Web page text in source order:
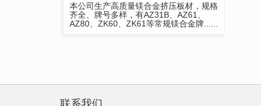
本公司生产高质量镁合金挤压板材，规格
齐全、牌号多样，有AZ31B、AZ61、
AZ80、ZK60、ZK61等常规镁合金牌......
联系我们